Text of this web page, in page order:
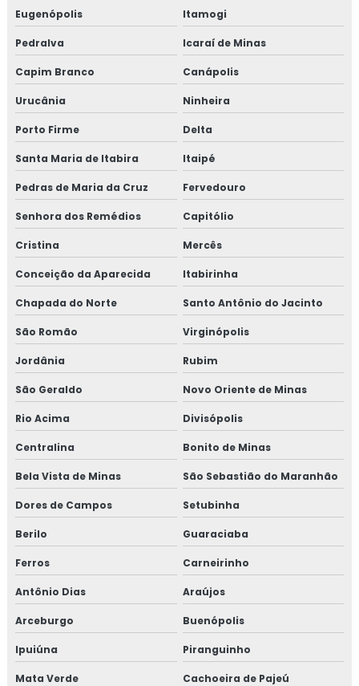
Eugenópolis Itamogi
Pedralva Icaraí de Minas
Capim Branco Canápolis
Urucânia Ninheira
Porto Firme Delta
Santa Maria de Itabira Itaipé
Pedras de Maria da Cruz Fervedouro
Senhora dos Remédios Capitólio
Cristina Mercês
Conceição da Aparecida Itabirinha
Chapada do Norte Santo Antônio do Jacinto
São Romão Virginópolis
Jordânia Rubim
São Geraldo Novo Oriente de Minas
Rio Acima Divisópolis
Centralina Bonito de Minas
Bela Vista de Minas São Sebastião do Maranhão
Dores de Campos Setubinha
Berilo Guaraciaba
Ferros Carneirinho
Antônio Dias Araújos
Arceburgo Buenópolis
Ipuiúna Piranguinho
Mata Verde Cachoeira de Pajeú